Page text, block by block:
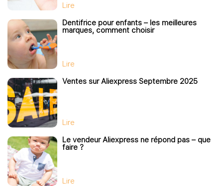
Lire
Dentifrice pour enfants – les meilleures
marques, comment choisir
Lire
Ventes sur Aliexpress Septembre 2025
Lire
Le vendeur Aliexpress ne répond pas – que
faire ?
Lire